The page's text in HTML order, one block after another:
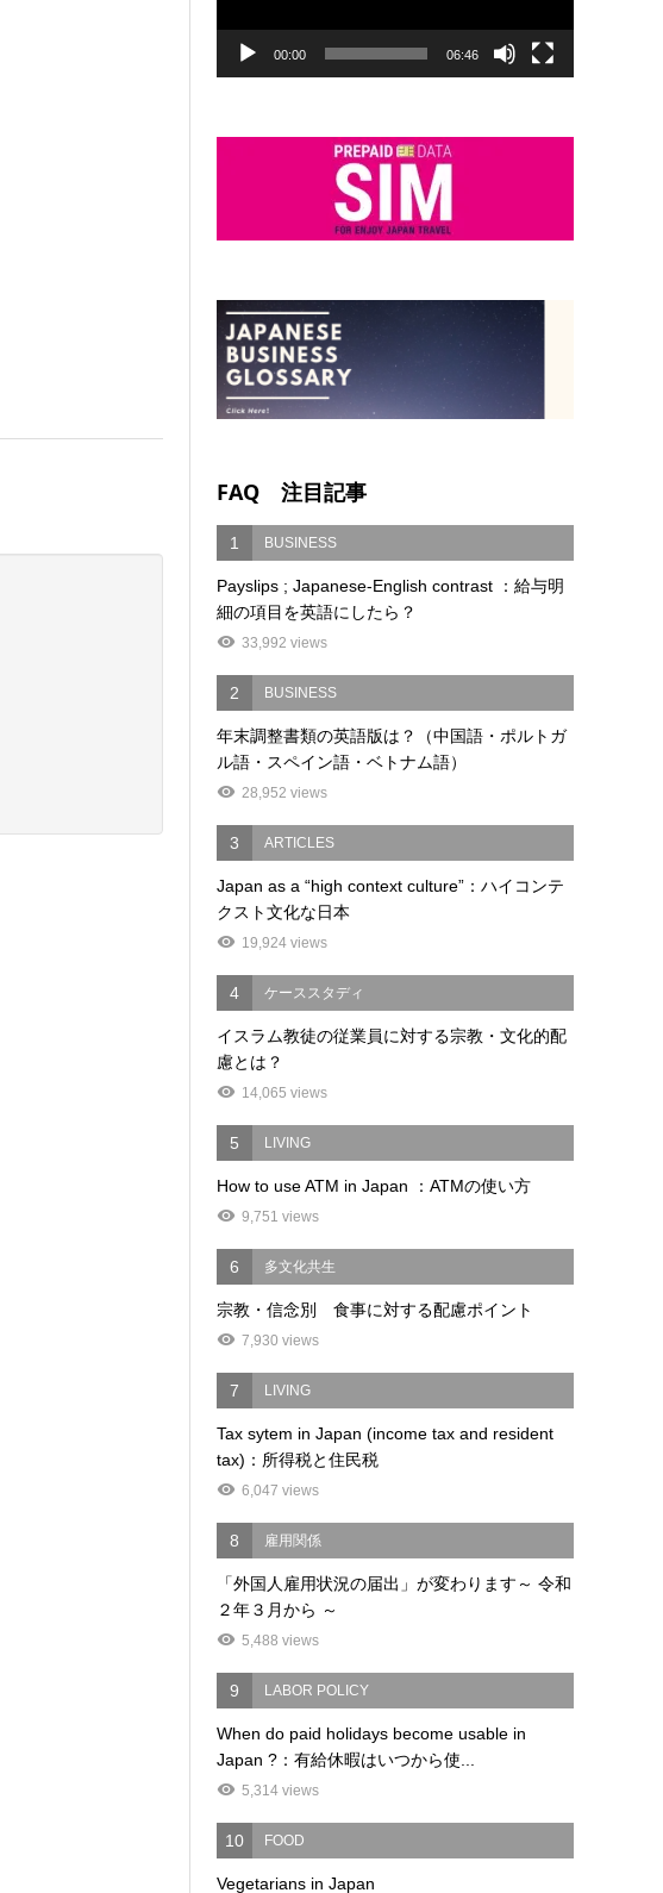
00:00 06:46
FAQ 注目記事
1 BUSINESS
Payslips ; Japanese-English contrast ：給与明
細の項目を英語にしたら？
33,992 views
2 BUSINESS
年末調整書類の英語版は？（中国語・ポルトガ
ル語・スペイン語・ベトナム語）
28,952 views
3 ARTICLES
Japan as a “high context culture”：ハイコンテ
クスト文化な日本
19,924 views
4 ケーススタディ
イスラム教徒の従業員に対する宗教・文化的配
慮とは？
14,065 views
5 LIVING
How to use ATM in Japan ：ATMの使い方
9,751 views
6 多文化共生
宗教・信念別 食事に対する配慮ポイント
7,930 views
7 LIVING
Tax sytem in Japan (income tax and resident
tax)：所得税と住民税
6,047 views
8 雇用関係
「外国人雇用状況の届出」が変わります～ 令和
２年３月から ～
5,488 views
9 LABOR POLICY
When do paid holidays become usable in
Japan ?：有給休暇はいつから使...
5,314 views
10 FOOD
Vegetarians in Japan